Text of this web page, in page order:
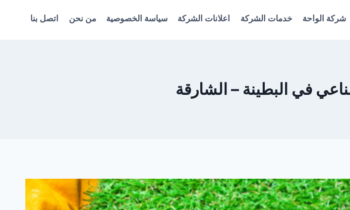
شركة الواحة خدمات الشركة اعلانات الشركة سياسة الخصوصية من نحن اتصل بنا
في البطينة – الشارقة